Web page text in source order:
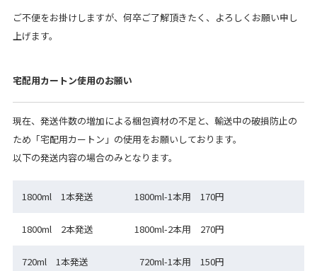
ご不便をお掛けしますが、何卒ご了解頂きたく、よろしくお願い申し
上げます。
宅配用カートン使用のお願い
現在、発送件数の増加による梱包資材の不足と、輸送中の破損防止の
ため「宅配用カートン」の使用をお願いしております。
以下の発送内容の場合のみとなります。
1800ml 1本発送 1800ml-1本用 170円
1800ml 2本発送 1800ml-2本用 270円
720ml 1本発送 720ml-1本用 150円